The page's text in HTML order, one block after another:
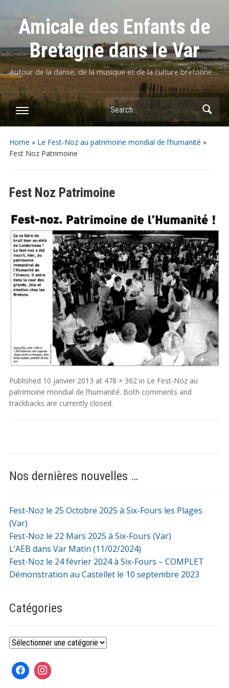
Amicale des Enfants de
Bretagne dans le Var
Autour de la danse, de la musique et de la culture bretonne….
Home » Le Fest-Noz au patrimoine mondial de l’humanité »
Fest Noz Patrimoine
Fest Noz Patrimoine
Published 10 janvier 2013 at 478 × 362in Le Fest-Noz au
patrimoine mondial de l’humanité. Both comments and
trackbacks are currently closed.
Nos dernières nouvelles …
Fest-Noz le 25 Octobre 2025 à Six-Fours les Plages
(Var)
Fest-Noz le 22 Mars 2025 à Six-Fours (Var)
L’AEB dans Var Matin (11/02/2024)
Fest-Noz le 24 février 2024 à Six-Fours – COMPLET
Démonstration au Castellet le 10 septembre 2023
Catégories
Catégories